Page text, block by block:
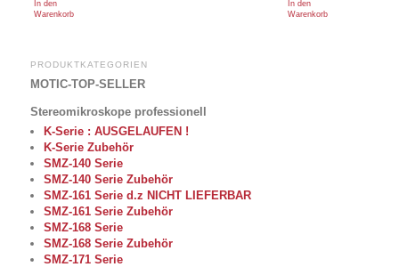
In den
Warenkorb
In den
Warenkorb
PRODUKTKATEGORIEN
MOTIC-TOP-SELLER
Stereomikroskope professionell
K-Serie : AUSGELAUFEN !
K-Serie Zubehör
SMZ-140 Serie
SMZ-140 Serie Zubehör
SMZ-161 Serie d.z NICHT LIEFERBAR
SMZ-161 Serie Zubehör
SMZ-168 Serie
SMZ-168 Serie Zubehör
SMZ-171 Serie